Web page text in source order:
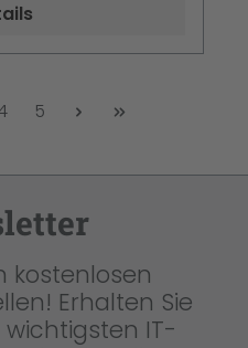
Seite
5
kostenlosen
Erhalten Sie
IT-